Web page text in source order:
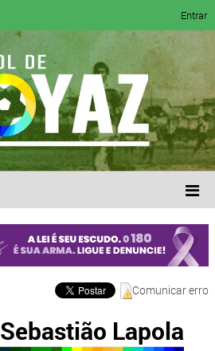
Entrar
Comunicar erro
Sebastião Lapola